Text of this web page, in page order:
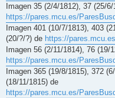
Imagen 35 (2/4/1812), 37 (25/
https://pares.mcu.es/
Imagen 401 (10/7/1813), 403
(20/?/?) de https://
Imagen 56 (2/11/1814), 76
https://pares.mcu.es/
Imagen 365 (19/8/1815), 372
(18/11/1815) de
https://pares.mcu.es/